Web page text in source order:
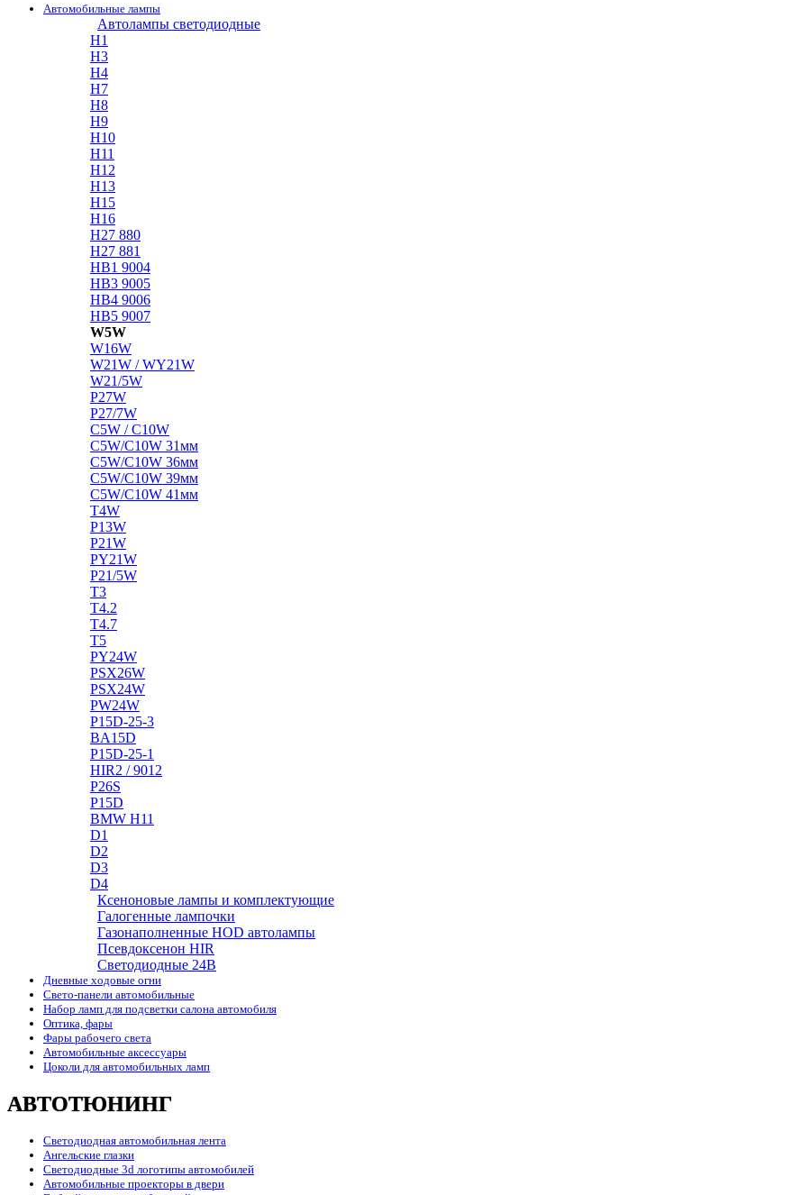
Автомобильные лампы
Автолампы светодиодные
H1
H3
H4
H7
H8
H9
H10
H11
H12
H13
H15
H16
H27 880
H27 881
HB1 9004
HB3 9005
HB4 9006
HB5 9007
W5W
W16W
W21W / WY21W
W21/5W
P27W
P27/7W
C5W / C10W
C5W/C10W 31мм
C5W/C10W 36мм
C5W/C10W 39мм
C5W/C10W 41мм
T4W
P13W
P21W
PY21W
P21/5W
T3
T4.2
T4.7
T5
PY24W
PSX26W
PSX24W
PW24W
P15D-25-3
BA15D
P15D-25-1
HIR2 / 9012
P26S
P15D
BMW H11
D1
D2
D3
D4
Ксеноновые лампы и комплектующие
Галогенные лампочки
Газонаполненные HOD автолампы
Псевдоксенон HIR
Cветодиодные 24B
Дневные ходовые огни
Свето-панели автомобильные
Набор ламп для подсветки салона автомобиля
Оптика, фары
Фары рабочего света
Автомобильные аксессуары
Цоколи для автомобильных ламп
АВТОТЮНИНГ
Светодиодная автомобильная лента
Ангельские глазки
Светодиодные 3d логотипы автомобилей
Автомобильные проекторы в двери